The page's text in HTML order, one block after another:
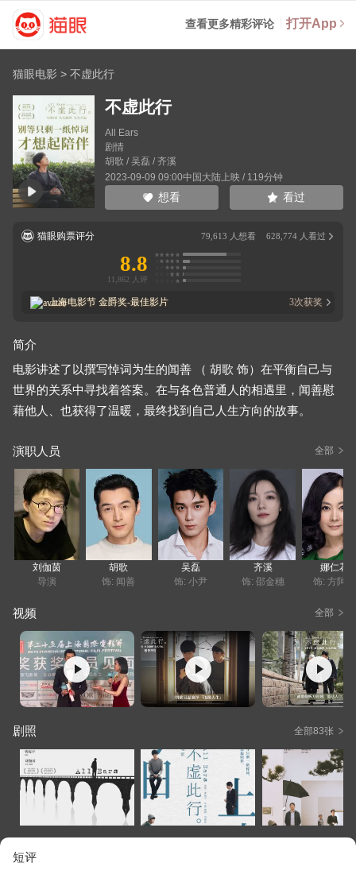
查看更多精彩评论 打开App
猫眼电影 >不虚此行
不虚此行
All Ears
剧情
胡歌 / 吴磊 / 齐溪
2023-09-09 09:00中国大陆上映 / 119分钟
想看 看过
猫眼购票评分 79,613 人想看 628,774 人看过
8.8
11,862 人评
上海电影节 金爵奖-最佳影片 3次获奖
简介
电影讲述了以撰写悼词为生的闻善 （ 胡歌 饰）在平衡自己与
世界的关系中寻找着答案。在与各色普通人的相遇里，闻善慰
藉他人、也获得了温暖，最终找到自己人生方向的故事。
演职人员 全部
刘伽茵
导演
胡歌
饰: 闻善
吴磊
饰: 小尹
齐溪
饰: 邵金穗
娜仁花
饰: 方阿姨
视频 全部
剧照 全部83张
短评